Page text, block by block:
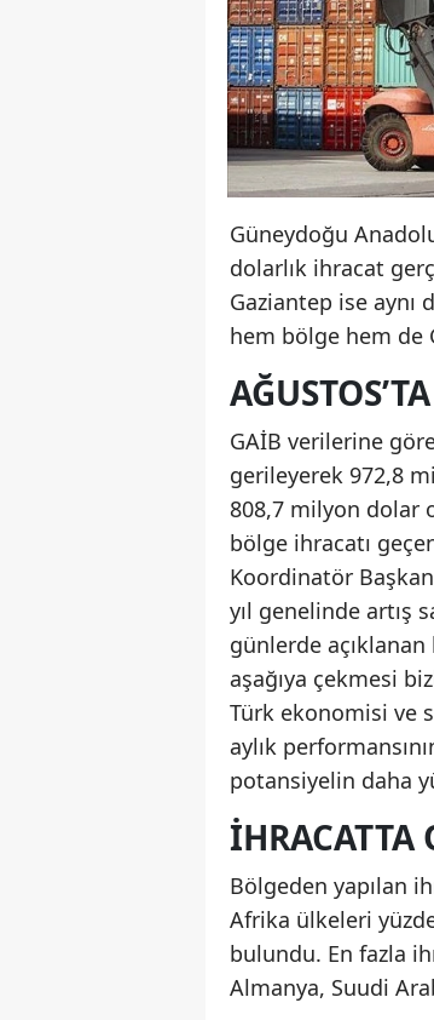
Güneydoğu
dolarlık ihracat
Gaziantep ise aynı
hem bölge hem de
GAİB verilerine
gerileyerek 972,8
808,7 milyon dolar
bölge ihracatı
Koordinatör
yıl genelinde artış
günlerde
aşağıya çekmesi
Türk ekonomisi ve
aylık
potansiyelin daha
İHRACATTA
Bölgeden yapılan
Afrika ülkeleri
bulundu. En fazla
Almanya, Suudi